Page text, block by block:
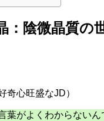
：陰微晶質の
奇心旺盛なJD）
葉がよくわからない